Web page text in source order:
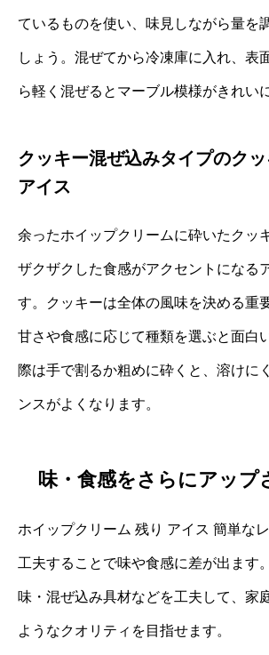
ているものを使い、味見しながら量を
しょう。混ぜてから冷凍庫に入れ、表
ら軽く混ぜるとマーブル模様がきれい
クッキー混ぜ込みタイプのク
アイス
余ったホイップクリームに砕いたクッ
ザクザクした食感がアクセントになる
す。クッキーは全体の風味を決める重
甘さや食感に応じて種類を選ぶと面白
際は手で割るか粗めに砕くと、溶けに
ンスがよくなります。
味・食感をさらにアップ
ホイップクリーム 残り アイス 簡単な
工夫することで味や食感に差が出ます
味・混ぜ込み具材などを工夫して、家
ようなクオリティを目指せます。